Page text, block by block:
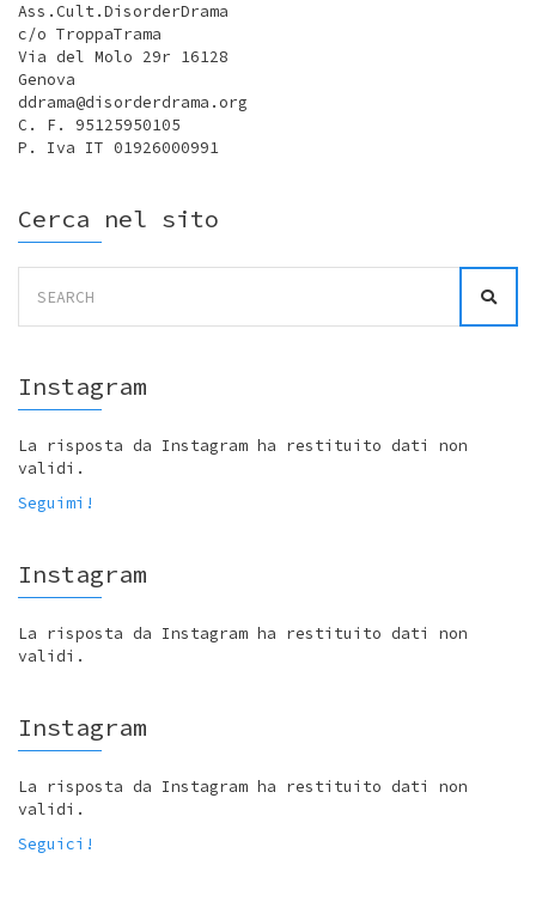
Ass.Cult.DisorderDrama
c/o TroppaTrama
Via del Molo 29r 16128
Genova
ddrama@disorderdrama.org
C. F. 95125950105
P. Iva IT 01926000991
Cerca nel sito
for:
Instagram
La risposta da Instagram ha restituito dati non
validi.
Seguimi!
Instagram
La risposta da Instagram ha restituito dati non
validi.
Instagram
La risposta da Instagram ha restituito dati non
validi.
Seguici!